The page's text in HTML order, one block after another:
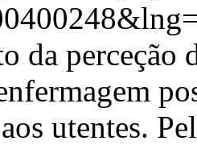
da perceção
utentes.